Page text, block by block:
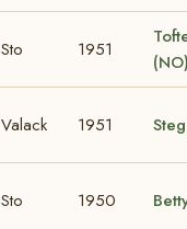
Sto 1951
Valack 1951
Sto 1950